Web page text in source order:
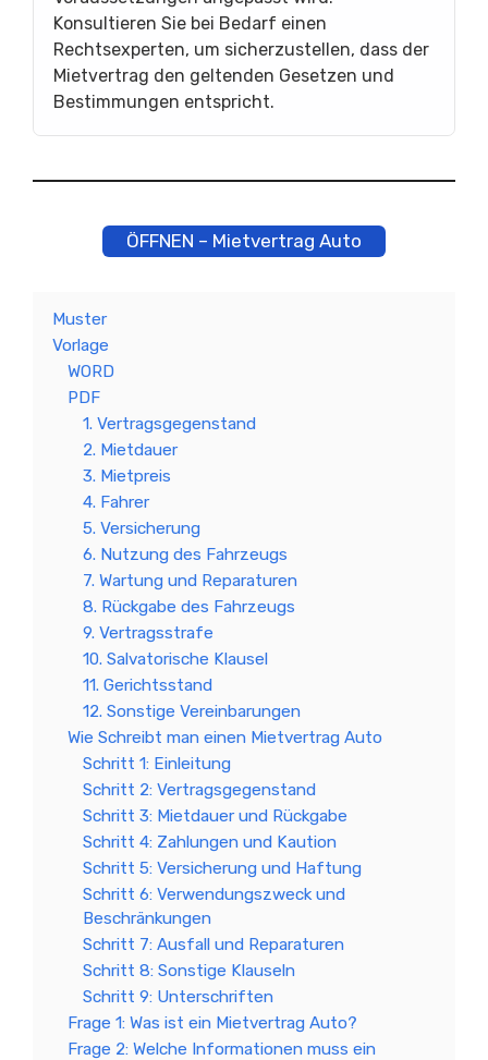
Konsultieren Sie bei Bedarf einen
Rechtsexperten, um sicherzustellen, dass der
Mietvertrag den geltenden Gesetzen und
Bestimmungen entspricht.
ÖFFNEN – Mietvertrag Auto
Muster
Vorlage
WORD
PDF
1. Vertragsgegenstand
2. Mietdauer
3. Mietpreis
4. Fahrer
5. Versicherung
6. Nutzung des Fahrzeugs
7. Wartung und Reparaturen
8. Rückgabe des Fahrzeugs
9. Vertragsstrafe
10. Salvatorische Klausel
11. Gerichtsstand
12. Sonstige Vereinbarungen
Wie Schreibt man einen Mietvertrag Auto
Schritt 1: Einleitung
Schritt 2: Vertragsgegenstand
Schritt 3: Mietdauer und Rückgabe
Schritt 4: Zahlungen und Kaution
Schritt 5: Versicherung und Haftung
Schritt 6: Verwendungszweck und
Beschränkungen
Schritt 7: Ausfall und Reparaturen
Schritt 8: Sonstige Klauseln
Schritt 9: Unterschriften
Frage 1: Was ist ein Mietvertrag Auto?
Frage 2: Welche Informationen muss ein